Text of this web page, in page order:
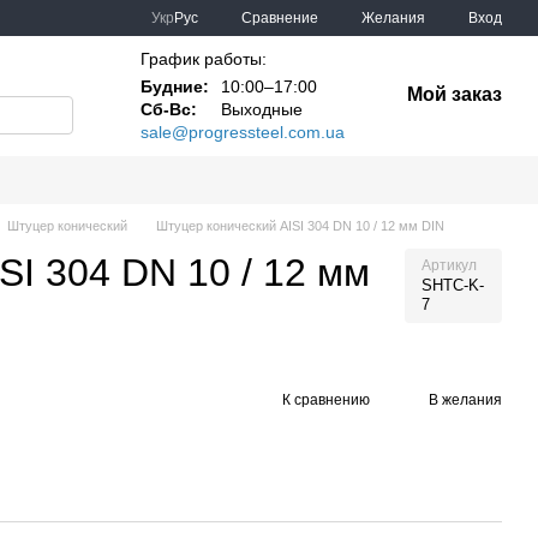
Укр Рус Сравнение Желания Вход
График работы:
Будние:
10:00–17:00
Сб-Вс:
Выходные
sale@progressteel.com.ua
Мой заказ
Штуцер конический Штуцер конический AISI 304 DN 10 / 12 мм DIN
304 DN 10 / 12 мм Артикул
SHTС-K-
7
К сравнению В желания